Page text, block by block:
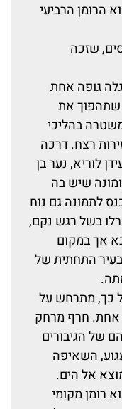
הרומן הרביעי
שזכה
גופה אחת
שתהפוך את
בהליכי
רצח. דרכה
לוריא, נער בן
שיש בה
לתמונה גם נוח
בשל רגש נקם,
אך במקום
התחתית של
כך, מתרחש על
אחת. חרף מרחק
של הגיבורים
השאיפה
אל הים.
רומן מקומי